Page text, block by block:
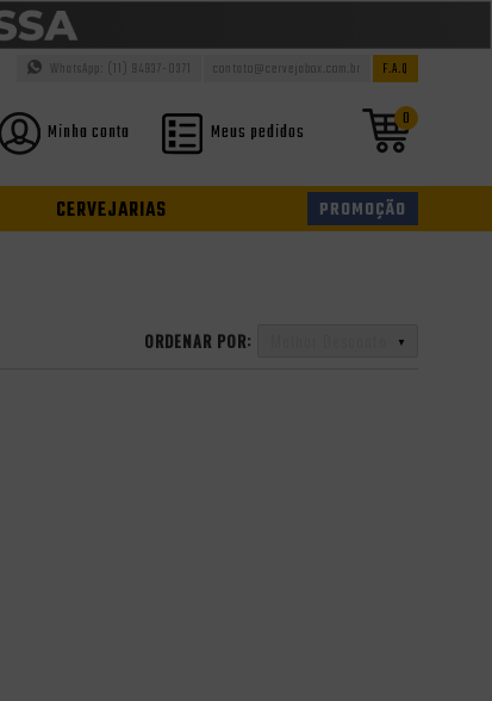
F.A.Q
contato@cervejabox.com.br
WhatsApp: (11) 94937-0371
0
Minha conta Meus pedidos
CERVEJARIAS PROMOÇÃO
ORDENAR POR: